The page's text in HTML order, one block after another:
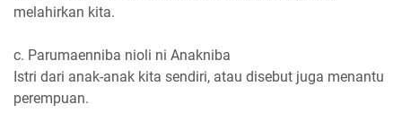
melahirkan kita.
c. Parumaenniba nioli ni Anakniba
Istri dari anak-anak kita sendiri, atau disebut juga menantu
perempuan.